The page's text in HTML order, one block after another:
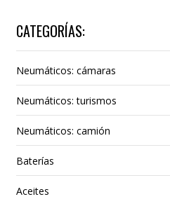
CATEGORÍAS:
Neumáticos: cámaras
Neumáticos: turismos
Neumáticos: camión
Baterías
Aceites